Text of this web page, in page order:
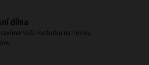
dílna
Vaši motorku na novou